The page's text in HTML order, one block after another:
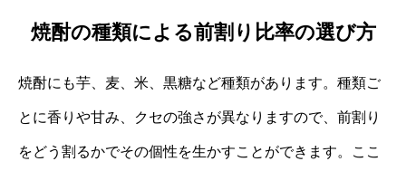
焼酎の種類による前割り比率の選び方
焼酎にも芋、麦、米、黒糖など種類があります。種類ご
とに香りや甘み、クセの強さが異なりますので、前割り
をどう割るかでその個性を生かすことができます。ここ